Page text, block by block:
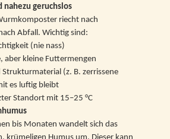
nahezu geruchslos
riecht nach
Abfall. Wichtig sind:
(nie nass)
aber kleine Futtermengen
Strukturmaterial (z. B. zerrissene
es luftig bleibt
Standort mit 15–25 °C
bis Monaten wandelt sich das